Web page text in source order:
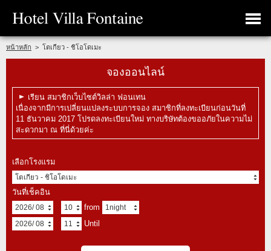
หน้าหลัก > โตเกียว - ชิโอโดเมะ
จองออนไลน์
เรียน สมาชิกเว็บไซต์วิลล่า ฟอนเทน
เนื่องจากมีการเปลี่ยนแปลงระบบการจอง สมาชิกที่ลงทะเบียนก่อนวันที่
11 ธันวาคม 2017 โปรดลงทะเบียนใหม่ ทางบริษัทต้องขออภัยในความไม่
สะดวกมา ณ ที่นี่ด้วยค่ะ
เลือกโรงแรม
วันที่เช็คอิน
from
Until